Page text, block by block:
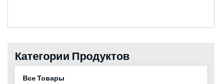
Категории Продуктов
Все Товары